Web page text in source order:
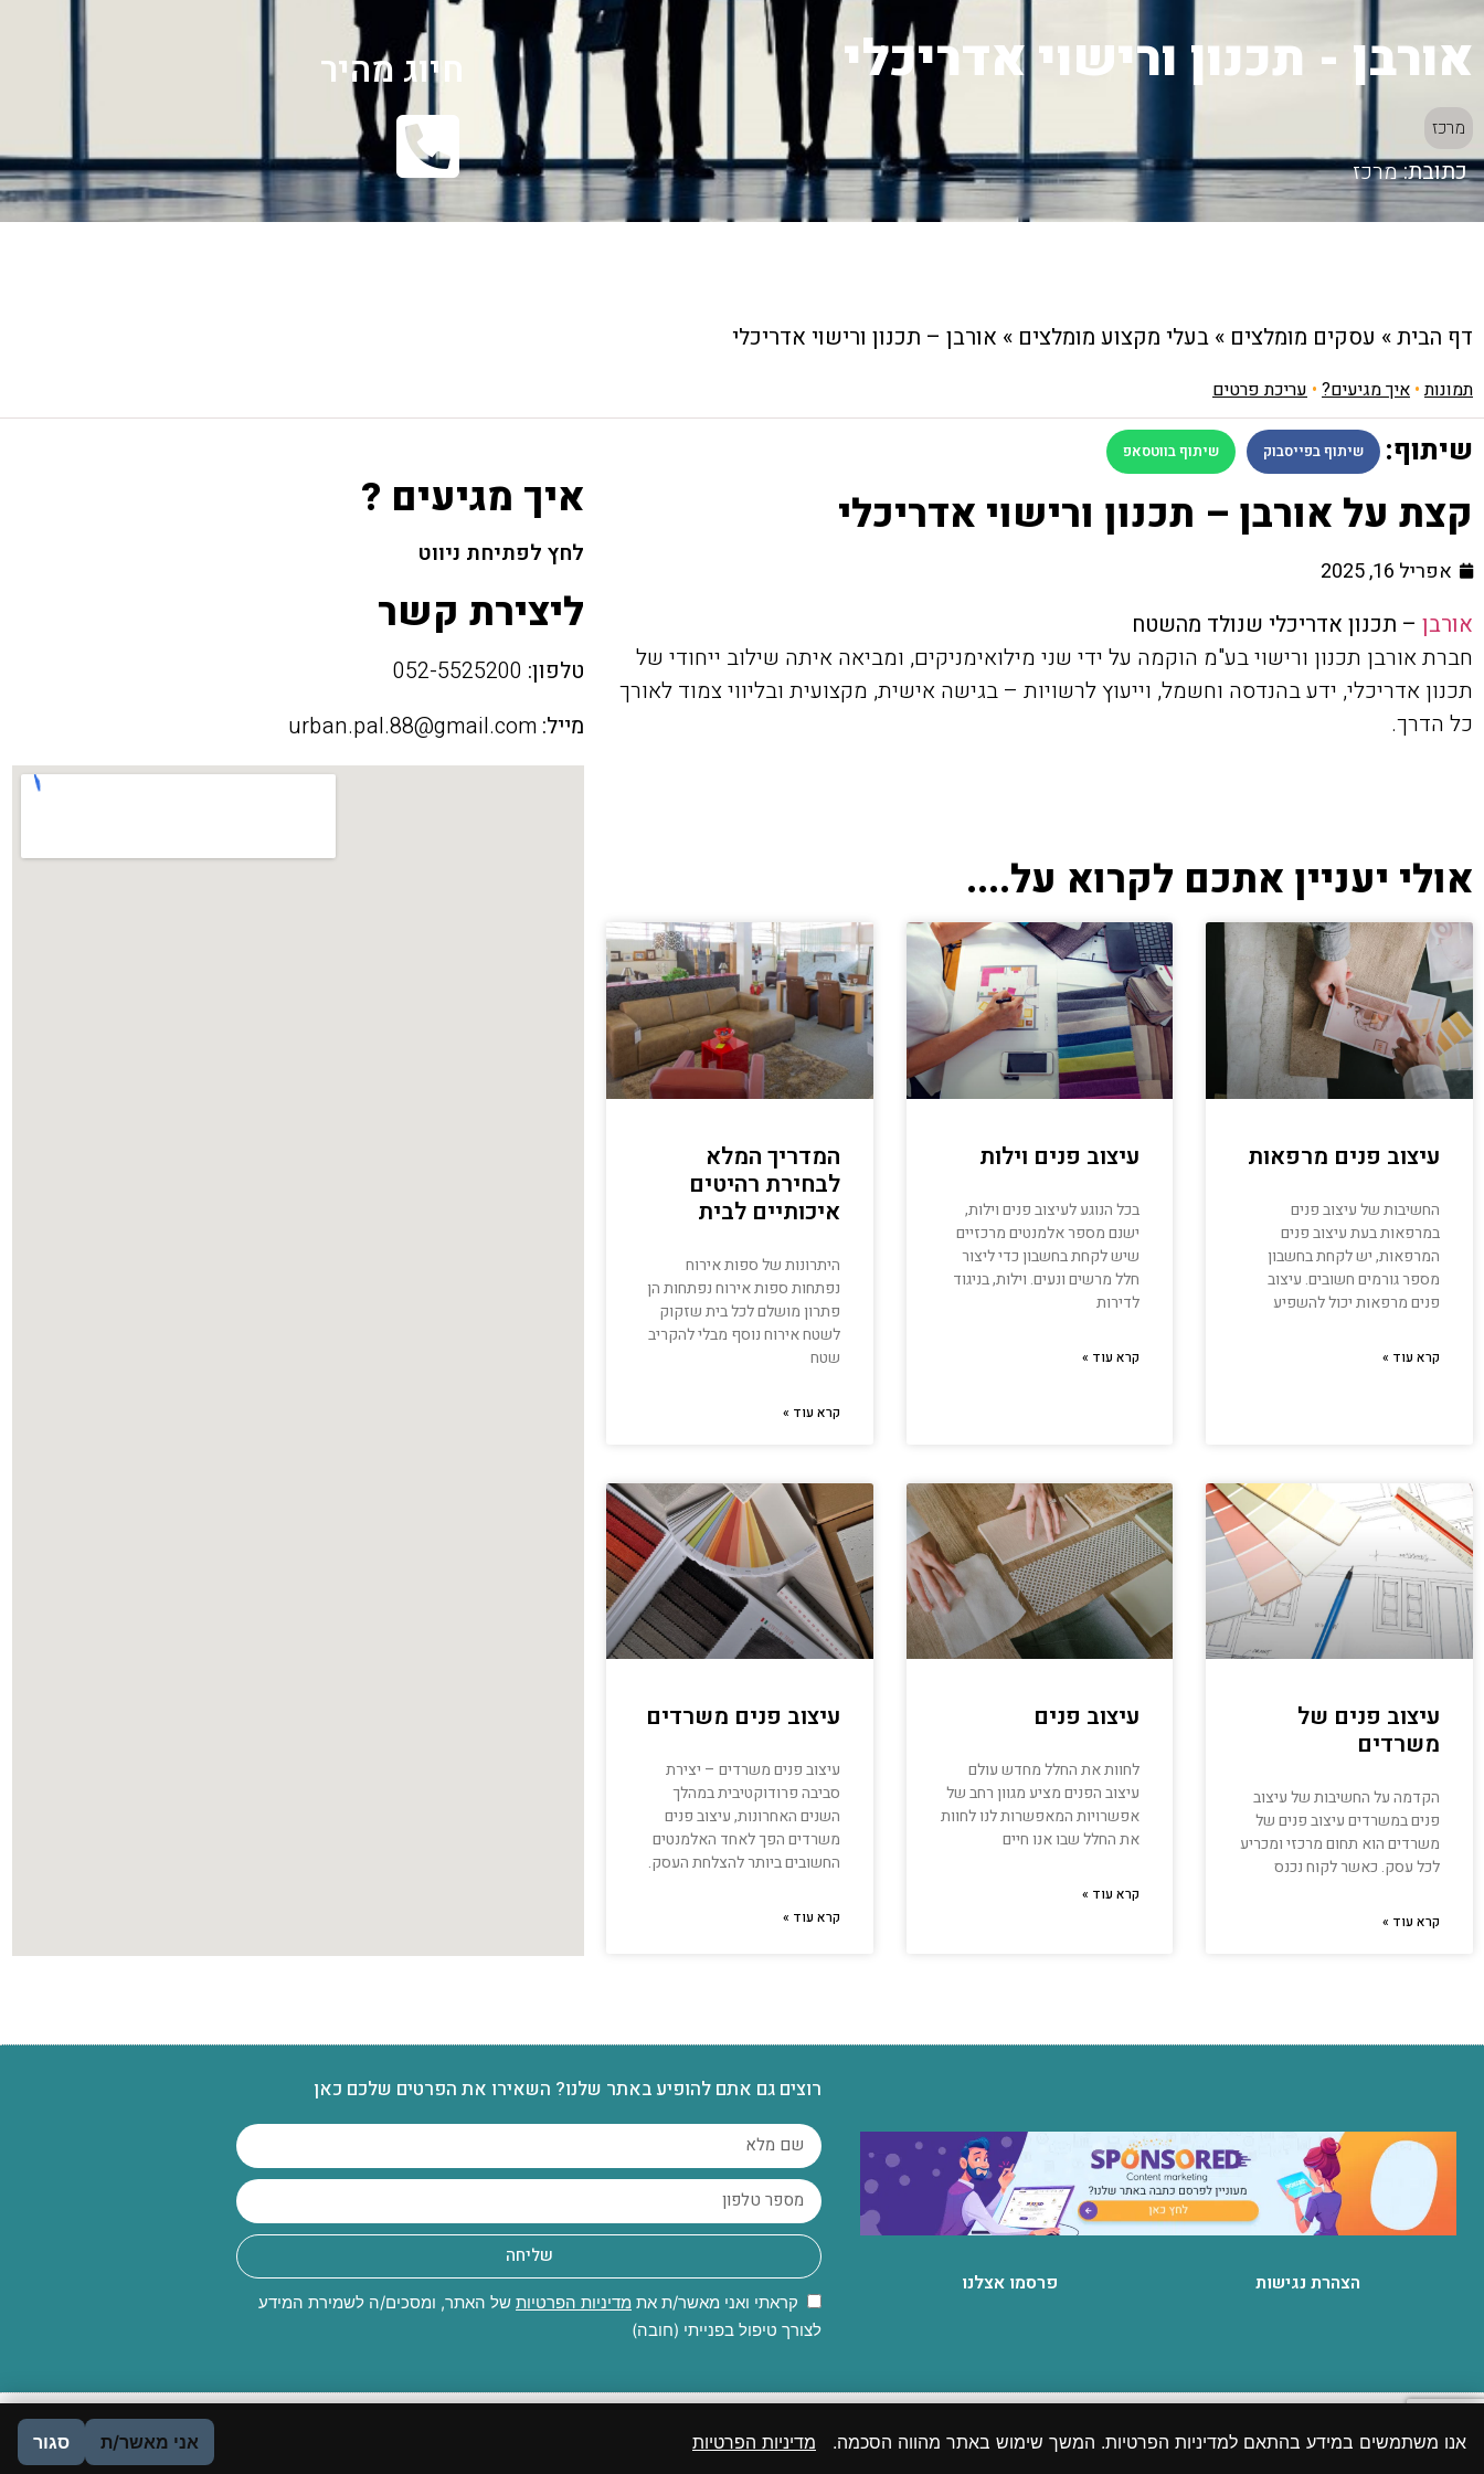
אורבן - תכנון ורישוי אדריכלי
מרכז
כתובת:מרכז
חיוג מהיר
דף הבית» עסקים מומלצים » בעלי מקצוע מומלצים » אורבן – תכנון ורישוי אדריכלי
תמונות• איך מגיעים? • עריכת פרטים
שיתוף: שיתוף בפייסבוק שיתוף בווטסאפ
קצת על אורבן – תכנון ורישוי אדריכלי
אפריל 16, 2025
אורבן – תכנון אדריכלי שנולד מהשטח
חברת אורבן תכנון ורישוי בע"מ הוקמה על ידי שני מילואימניקים, ומביאה איתה שילוב ייחודי של
תכנון אדריכלי, ידע בהנדסה וחשמל, וייעוץ לרשויות – בגישה אישית, מקצועית ובליווי צמוד לאורך
כל הדרך.
אולי יעניין אתכם לקרוא על....
עיצוב פנים מרפאות
החשיבות של עיצוב פנים
במרפאות בעת עיצוב פנים
המרפאות, יש לקחת בחשבון
מספר גורמים חשובים. עיצוב
פנים מרפאות יכול להשפיע
קרא עוד »
עיצוב פנים וילות
בכל הנוגע לעיצוב פנים וילות,
ישנם מספר אלמנטים מרכזיים
שיש לקחת בחשבון כדי ליצור
חלל מרשים ונעים. וילות, בניגוד
לדירות
קרא עוד »
המדריך המלא
לבחירת רהיטים
איכותיים לבית
היתרונות של ספות אירוח
נפתחות ספות אירוח נפתחות הן
פתרון מושלם לכל בית שזקוק
לשטח אירוח נוסף מבלי להקריב
שטח
קרא עוד »
עיצוב פנים של
משרדים
הקדמה על החשיבות של עיצוב
פנים במשרדים עיצוב פנים של
משרדים הוא תחום מרכזי ומכריע
לכל עסק. כאשר לקוח נכנס
קרא עוד »
עיצוב פנים
לחוות את החלל מחדש עולם
עיצוב הפנים מציע מגוון רחב של
אפשרויות המאפשרות לנו לחוות
את החלל שבו אנו חיים
קרא עוד »
עיצוב פנים משרדים
עיצוב פנים משרדים – יצירת
סביבה פרודוקטיבית במהלך
השנים האחרונות, עיצוב פנים
משרדים הפך לאחד האלמנטים
החשובים ביותר להצלחת העסק.
קרא עוד »
איך מגיעים ?
לחץ לפתיחת ניווט
ליצירת קשר
טלפון:
מייל: urban.pal.88@gmail.com
הצהרת נגישות פרסמו אצלנו
רוצים גם אתם להופיע באתר שלנו? השאירו את הפרטים שלכם כאן
שליחה
קראתי ואני מאשר/ת את מדיניות הפרטיות של האתר, ומסכים/ה לשמירת המידע
לצורך טיפול בפנייתי (חובה)
יתכנו מקרים שבהם לא הצלחנו לאתר את המקור או שהוא אינו ידוע והתכנים פורסמו בהתאם לסעיף 27א לחוק זכות יוצרים. במידה ואתם בעל זכות היוצרים, אנא פנו אלינו בהקדם.
אנו משתמשים במידע בהתאם למדיניות הפרטיות. המשך שימוש באתר מהווה הסכמה. מדיניות הפרטיות אני מאשר/ת סגור